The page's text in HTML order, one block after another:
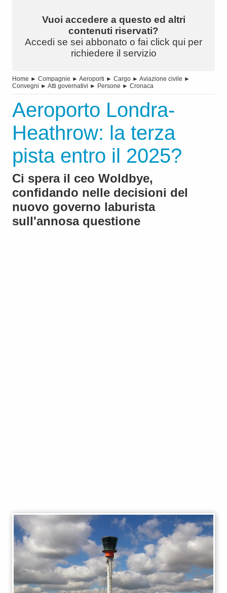
Vuoi accedere a questo ed altri
contenuti riservati?
Accedi se sei abbonato o fai click qui per
richiedere il servizio
Home ► Compagnie ► Aeroporti ► Cargo ► Aviazione civile ►
Convegni ► Atti governativi ► Persone ► Cronaca
Aeroporto Londra-
Heathrow: la terza
pista entro il 2025?
Ci spera il ceo Woldbye,
confidando nelle decisioni del
nuovo governo laburista
sull'annosa questione